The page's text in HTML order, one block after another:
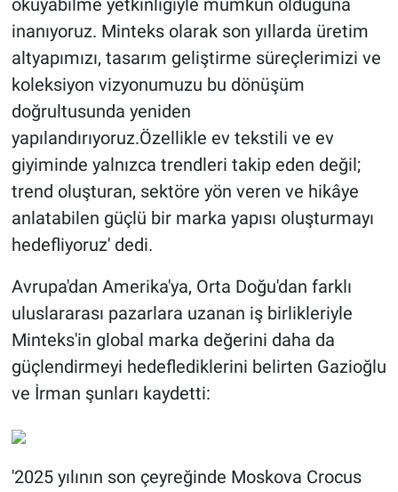
okuyabilme yetkinliğiyle mümkün olduğuna
inanıyoruz. Minteks olarak son yıllarda üretim
altyapımızı, tasarım geliştirme süreçlerimizi ve
koleksiyon vizyonumuzu bu dönüşüm
doğrultusunda yeniden
yapılandırıyoruz.Özellikle ev tekstili ve ev
giyiminde yalnızca trendleri takip eden değil;
trend oluşturan, sektöre yön veren ve hikâye
anlatabilen güçlü bir marka yapısı oluşturmayı
hedefliyoruz' dedi.
Avrupa'dan Amerika'ya, Orta Doğu'dan farklı
uluslararası pazarlara uzanan iş birlikleriyle
Minteks'in global marka değerini daha da
güçlendirmeyi hedeflediklerini belirten Gazioğlu
ve İrman şunları kaydetti:
'2025 yılının son çeyreğinde Moskova Crocus